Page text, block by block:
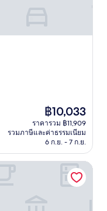
ราคา
ปัจจุบัน
คือ
฿10,033
฿10,033
ราคารวม ฿11,909
รวมภาษีและค่าธรรมเนียม
6 ก.ย. - 7 ก.ย.